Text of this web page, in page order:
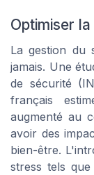
Optimiser
La gestion du
jamais. Une
de sécurité
français
augmenté au
avoir des
bien-être.
stress tels